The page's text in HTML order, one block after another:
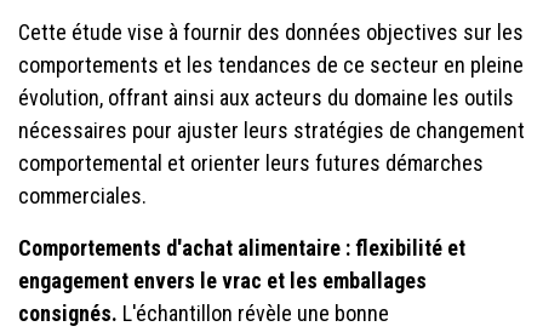
Cette étude vise à fournir des données objectives sur les
comportements et les tendances de ce secteur en pleine
évolution, offrant ainsi aux acteurs du domaine les outils
nécessaires pour ajuster leurs stratégies de changement
comportemental et orienter leurs futures démarches
commerciales.
Comportements d'achat alimentaire : flexibilité et
engagement envers le vrac et les emballages
consignés. L'échantillon révèle une bonne